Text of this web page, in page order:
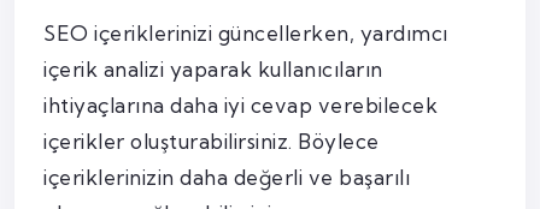
SEO içeriklerinizi güncellerken, yardımcı
içerik analizi yaparak kullanıcıların
ihtiyaçlarına daha iyi cevap verebilecek
içerikler oluşturabilirsiniz. Böylece
içeriklerinizin daha değerli ve başarılı